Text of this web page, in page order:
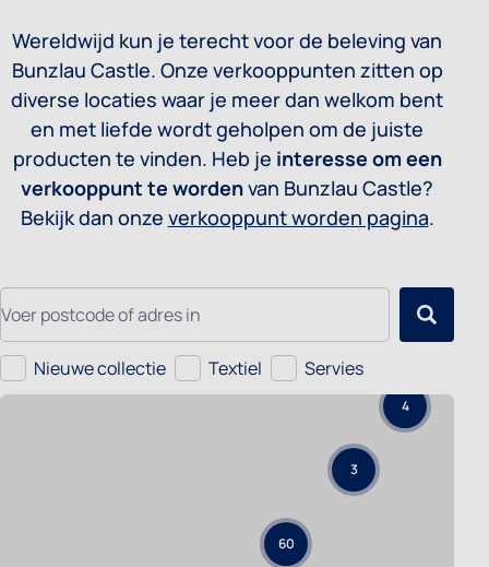
Wereldwijd kun je terecht voor de beleving van
Bunzlau Castle. Onze verkooppunten zitten op
diverse locaties waar je meer dan welkom bent
en met liefde wordt geholpen om de juiste
producten te vinden. Heb je interesse om een
verkooppunt te wordenvan Bunzlau Castle?
Bekijk dan onze verkooppunt worden pagina.